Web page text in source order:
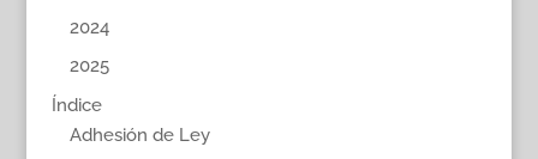
2024
2025
Índice
Adhesión de Ley